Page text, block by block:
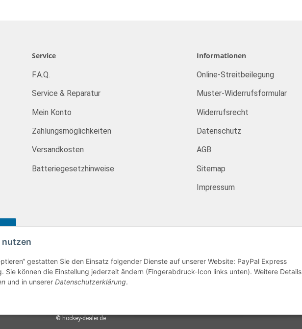
nutzen
gestatten Sie den Einsatz folgender Dienste auf unserer Website: PayPal Express
Sie können die Einstellung jederzeit ändern (Fingerabdruck-Icon links unten). Weitere Details
und in unserer Datenschutzerklärung.
Service
F.A.Q.
Service & Reparatur
Mein Konto
Zahlungsmöglichkeiten
Versandkosten
Batteriegesetzhinweise
Informationen
Online-Streitbeilegung
Muster-Widerrufsformular
Widerrufsrecht
Datenschutz
AGB
Sitemap
Impressum
© hockey-dealer.de